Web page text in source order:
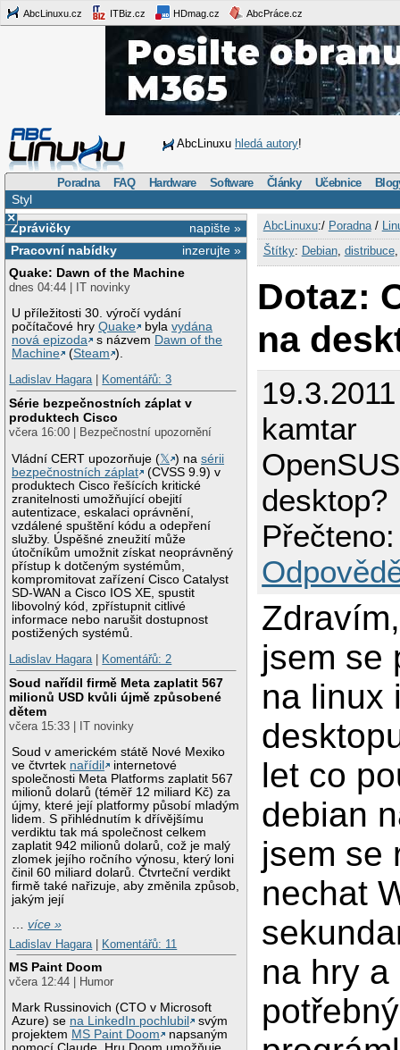
AbcLinuxu.cz ITBiz.cz HDmag.cz AbcPráce.cz
AbcLinuxu hledá autory!
Poradna FAQ Hardware Software Články Učebnice
Styl
×
napište »
Zprávičky
inzerujte »
Pracovní nabídky
Quake: Dawn of the Machine
dnes 04:44 | IT novinky
U příležitosti 30. výročí vydání
počítačové hryQuake bylavydána
nová epizoda
s názvem Dawn of the
Machine
(Steam ).
Ladislav Hagara| Komentářů: 3
Série bezpečnostních záplat v
produktech Cisco
včera 16:00 | Bezpečnostní upozornění
Vládní CERT upozorňuje (𝕏 ) nasérii
bezpečnostních záplat
(CVSS 9.9) v
produktech Cisco řešících kritické
zranitelnosti umožňující obejití
autentizace, eskalaci oprávnění,
vzdálené spuštění kódu a odepření
služby. Úspěšné zneužití může
útočníkům umožnit získat neoprávněný
přístup k dotčeným systémům,
kompromitovat zařízení Cisco Catalyst
SD-WAN a Cisco IOS XE, spustit
libovolný kód, zpřístupnit citlivé
informace nebo narušit dostupnost
postižených systémů.
Ladislav Hagara| Komentářů: 2
Soud nařídil firmě Meta zaplatit 567
milionů USD kvůli újmě způsobené
dětem
včera 15:33 | IT novinky
Soud v americkém státě Nové Mexiko
ve čtvrtek nařídil
internetové
společnosti Meta Platforms zaplatit 567
milionů dolarů (téměř 12 miliard Kč) za
újmy, které její platformy působí mladým
lidem. S přihlédnutím k dřívějšímu
verdiktu tak má společnost celkem
zaplatit 942 milionů dolarů, což je malý
zlomek jejího ročního výnosu, který loni
činil 60 miliard dolarů. Čtvrteční verdikt
firmě také nařizuje, aby změnila způsob,
jakým její
…více »
Ladislav Hagara
Komentářů: 11
MS Paint Doom
včera 12:44 | Humor
Mark Russinovich (CTO v Microsoft
Azure) se na LinkedIn pochlubil
svým
projektem MS Paint Doom
napsaným
AbcLinuxu:/ Poradna/
Štítky: Debian, distribuce
Dotaz:
na
kamtar
desktop?
jsem se
na linux
let co
debian
jsem se
nechat
na hry a